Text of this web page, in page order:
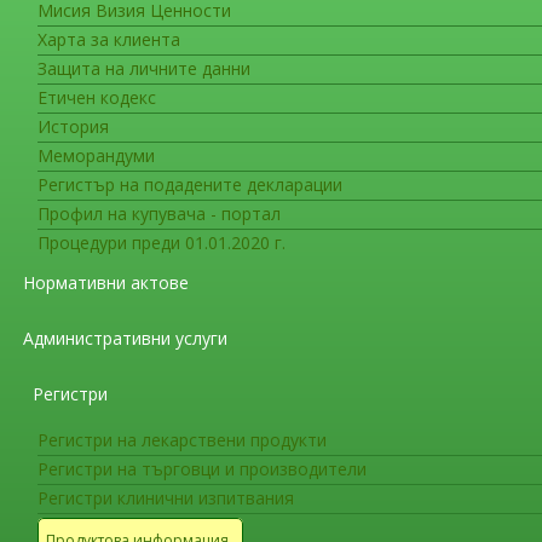
Мисия Визия Ценности
Харта за клиента
Защита на личните данни
Етичен кодекс
История
Меморандуми
Регистър на подадените декларации
Профил на купувача - портал
Процедури преди 01.01.2020 г.
Нормативни актове
Административни услуги
Регистри
Регистри на лекарствени продукти
Регистри на търговци и производители
Регистри клинични изпитвания
Нови мерки за минимизиране на риска
дутастерид
Уважаеми медицински специалисти,
Притежателите на разрешенията за
информират за следното:
Суицидните мисли са нежелана
финастерид, съобщавани главно
Посъветвайте пациентите,